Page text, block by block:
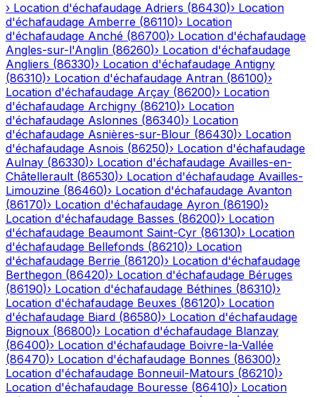
› Location d'échafaudage Adriers (86430)› Location
d'échafaudage Amberre (86110)› Location
d'échafaudage Anché (86700)› Location d'échafaudage
Angles-sur-l'Anglin (86260)› Location d'échafaudage
Angliers (86330)› Location d'échafaudage Antigny
(86310)› Location d'échafaudage Antran (86100)›
Location d'échafaudage Arçay (86200)› Location
d'échafaudage Archigny (86210)› Location
d'échafaudage Aslonnes (86340)› Location
d'échafaudage Asnières-sur-Blour (86430)› Location
d'échafaudage Asnois (86250)› Location d'échafaudage
Aulnay (86330)› Location d'échafaudage Availles-en-
Châtellerault (86530)› Location d'échafaudage Availles-
Limouzine (86460)› Location d'échafaudage Avanton
(86170)› Location d'échafaudage Ayron (86190)›
Location d'échafaudage Basses (86200)› Location
d'échafaudage Beaumont Saint-Cyr (86130)› Location
d'échafaudage Bellefonds (86210)› Location
d'échafaudage Berrie (86120)› Location d'échafaudage
Berthegon (86420)› Location d'échafaudage Béruges
(86190)› Location d'échafaudage Béthines (86310)›
Location d'échafaudage Beuxes (86120)› Location
d'échafaudage Biard (86580)› Location d'échafaudage
Bignoux (86800)› Location d'échafaudage Blanzay
(86400)› Location d'échafaudage Boivre-la-Vallée
(86470)› Location d'échafaudage Bonnes (86300)›
Location d'échafaudage Bonneuil-Matours (86210)›
Location d'échafaudage Bouresse (86410)› Location